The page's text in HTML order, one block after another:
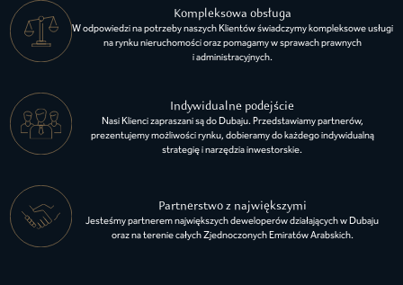
Kompleksowa obsługa
W odpowiedzi na potrzeby naszych Klientów świadczymy kompleksowe usługi
na rynku nieruchomości oraz pomagamy w sprawach prawnych
i administracyjnych.
Indywidualne podejście
Nasi Klienci zapraszani są do Dubaju. Przedstawiamy partnerów,
prezentujemy możliwości rynku, dobieramy do każdego indywidualną
strategię i narzędzia inwestorskie.
Partnerstwo z największymi
Jesteśmy partnerem największych deweloperów działających w Dubaju
oraz na terenie całych Zjednoczonych Emiratów Arabskich.